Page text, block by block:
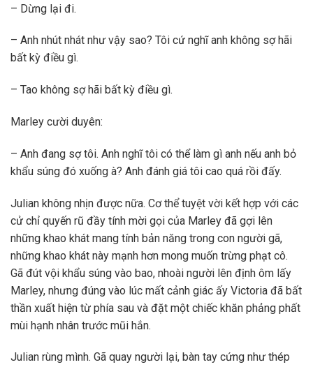
– Dừng lại đi.
– Anh nhút nhát như vậy sao? Tôi cứ nghĩ anh không sợ hãi
bất kỳ điều gì.
– Tao không sợ hãi bất kỳ điều gì.
Marley cười duyên:
– Anh đang sợ tôi. Anh nghĩ tôi có thể làm gì anh nếu anh bỏ
khẩu súng đó xuống à? Anh đánh giá tôi cao quá rồi đấy.
Julian không nhịn được nữa. Cơ thể tuyệt vời kết hợp với các
cử chỉ quyến rũ đầy tính mời gọi của Marley đã gợi lên
những khao khát mang tính bản năng trong con người gã,
những khao khát này mạnh hơn mong muốn trừng phạt cô.
Gã đút vội khẩu súng vào bao, nhoài người lên định ôm lấy
Marley, nhưng đúng vào lúc mất cảnh giác ấy Victoria đã bất
thần xuất hiện từ phía sau và đặt một chiếc khăn phảng phất
mùi hạnh nhân trước mũi hắn.
Julian rùng mình. Gã quay người lại, bàn tay cứng như thép